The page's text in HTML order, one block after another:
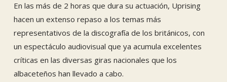
En las más de 2 horas que dura su actuación, Uprising
hacen un extenso repaso a los temas más
representativos de la discografía de los británicos, con
un espectáculo audiovisual que ya acumula excelentes
críticas en las diversas giras nacionales que los
albaceteños han llevado a cabo.